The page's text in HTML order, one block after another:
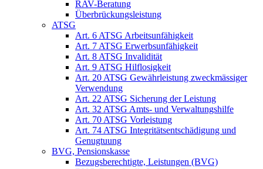
RAV-Beratung
Überbrückungsleistung
ATSG
Art. 6 ATSG Arbeitsunfähigkeit
Art. 7 ATSG Erwerbsunfähigkeit
Art. 8 ATSG Invalidität
Art. 9 ATSG Hilflosigkeit
Art. 20 ATSG Gewährleistung zweckmässiger
Verwendung
Art. 22 ATSG Sicherung der Leistung
Art. 32 ATSG Amts- und Verwaltungshilfe
Art. 70 ATSG Vorleistung
Art. 74 ATSG Integritätsentschädigung und
Genugtuung
BVG, Pensionskasse
Bezugsberechtigte, Leistungen (BVG)